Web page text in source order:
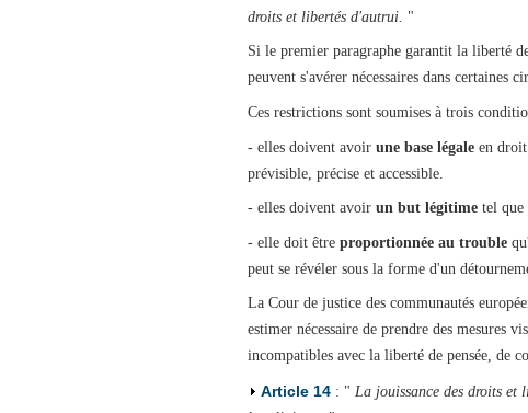
droits et libertés d'autrui. "
Si le premier paragraphe garantit la liberté
peuvent s'avérer nécessaires dans certaines
Ces restrictions sont soumises à trois
- elles doivent avoir une base légaleen droit
prévisible, précise et accessible.
- elles doivent avoir un but légitimetel que
- elle doit être proportionnée au trouble
peut se révéler sous la forme d'un
La Cour de justice des communautés
estimer nécessaire de prendre des mesures
incompatibles avec la liberté de pensée, de
Article 14: " La jouissance des droits et